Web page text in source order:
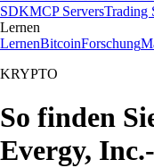
SDKMCP ServersTrading
Lernen
LernenBitcoinForschung
KRYPTO
So finden
Evergy,